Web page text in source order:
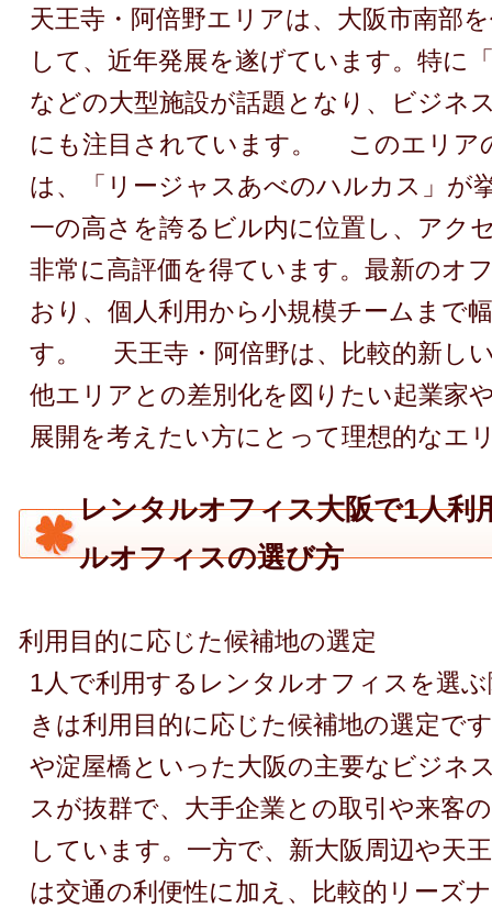
天王寺・阿倍野エリアは、大阪市南部
して、近年発展を遂げています。特に
などの大型施設が話題となり、ビジネ
にも注目されています。 このエリア
は、「リージャスあべのハルカス」が
一の高さを誇るビル内に位置し、アク
非常に高評価を得ています。最新のオ
おり、個人利用から小規模チームまで
す。 天王寺・阿倍野は、比較的新し
他エリアとの差別化を図りたい起業家
展開を考えたい方にとって理想的なエ
レンタルオフィス大阪で1人利
ルオフィスの選び方
利用目的に応じた候補地の選定
1人で利用するレンタルオフィスを選
きは利用目的に応じた候補地の選定で
や淀屋橋といった大阪の主要なビジネ
スが抜群で、大手企業との取引や来客
しています。一方で、新大阪周辺や天
は交通の利便性に加え、比較的リーズ